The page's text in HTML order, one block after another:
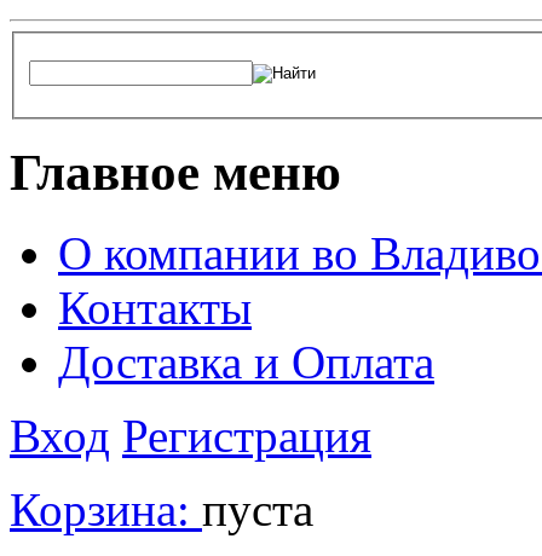
Главное меню
О компании во
Контакты
Доставка и Оплата
Вход Регистрация
Корзина: пуста